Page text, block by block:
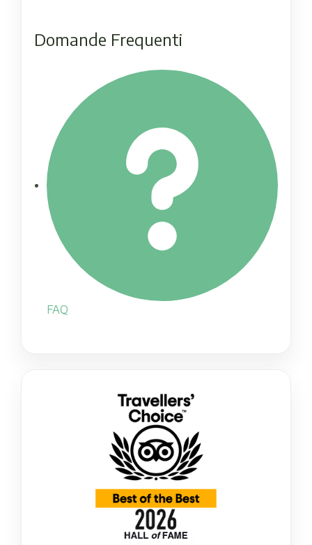
Domande Frequenti
FAQ